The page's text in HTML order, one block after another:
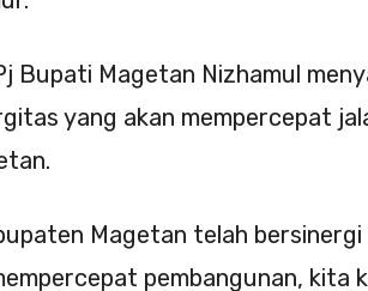
Bupati Magetan Nizhamul
yang akan mempercepat
Magetan telah
pembangunan, kita